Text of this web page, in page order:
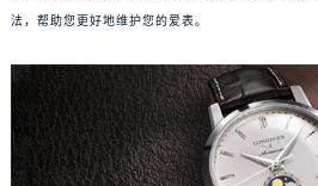
法，帮助您更好地维护您的爱表。